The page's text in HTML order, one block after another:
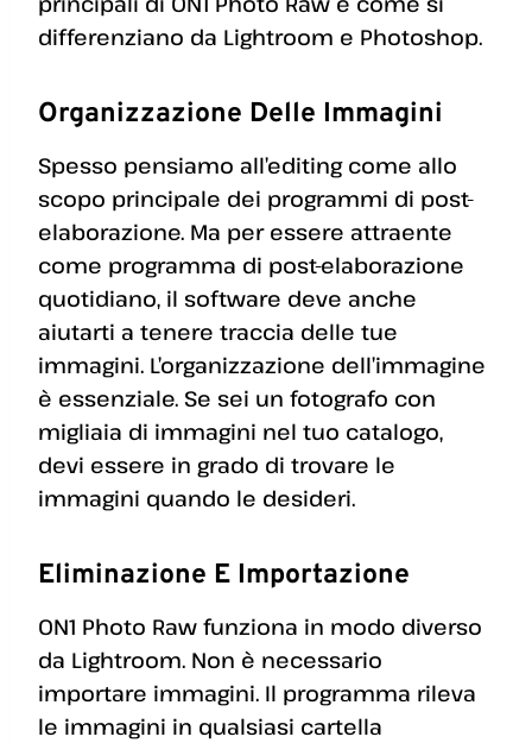
differenziano da Lightroom e Photoshop.
Organizzazione Delle Immagini
Spesso pensiamo all’editing come allo
scopo principale dei programmi di post-
elaborazione. Ma per essere attraente
come programma di post-elaborazione
quotidiano, il software deve anche
aiutarti a tenere traccia delle tue
immagini. L’organizzazione dell’immagine
è essenziale. Se sei un fotografo con
migliaia di immagini nel tuo catalogo,
devi essere in grado di trovare le
immagini quando le desideri.
Eliminazione E Importazione
ON1 Photo Raw funziona in modo diverso
da Lightroom. Non è necessario
importare immagini. Il programma rileva
le immagini in qualsiasi cartella